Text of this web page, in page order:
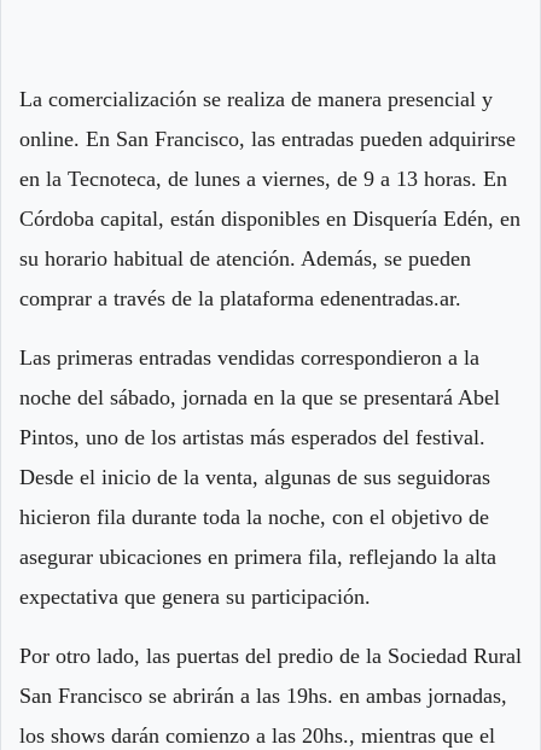
La comercialización se realiza de manera presencial y
online. En San Francisco, las entradas pueden adquirirse
en la Tecnoteca, de lunes a viernes, de 9 a 13 horas. En
Córdoba capital, están disponibles en Disquería Edén, en
su horario habitual de atención. Además, se pueden
comprar a través de la plataforma edenentradas.ar.
Las primeras entradas vendidas correspondieron a la
noche del sábado, jornada en la que se presentará Abel
Pintos, uno de los artistas más esperados del festival.
Desde el inicio de la venta, algunas de sus seguidoras
hicieron fila durante toda la noche, con el objetivo de
asegurar ubicaciones en primera fila, reflejando la alta
expectativa que genera su participación.
Por otro lado, las puertas del predio de la Sociedad Rural
San Francisco se abrirán a las 19hs. en ambas jornadas,
los shows darán comienzo a las 20hs., mientras que el